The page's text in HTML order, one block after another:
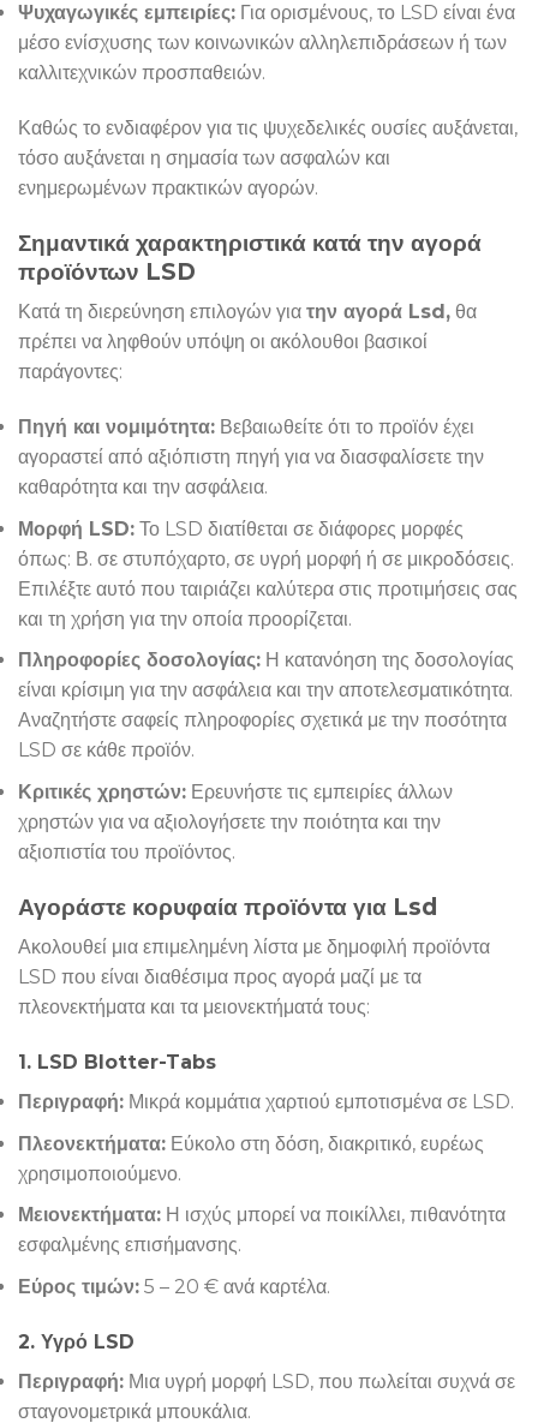
Ψυχαγωγικές εμπειρίες: Για ορισμένους, το LSD είναι ένα
μέσο ενίσχυσης των κοινωνικών αλληλεπιδράσεων ή των
καλλιτεχνικών προσπαθειών.
Καθώς το ενδιαφέρον για τις ψυχεδελικές ουσίες αυξάνεται,
τόσο αυξάνεται η σημασία των ασφαλών και
ενημερωμένων πρακτικών αγορών.
Σημαντικά χαρακτηριστικά κατά την αγορά
προϊόντων LSD
Κατά τη διερεύνηση επιλογών για την αγορά Lsd, θα
πρέπει να ληφθούν υπόψη οι ακόλουθοι βασικοί
παράγοντες:
Πηγή και νομιμότητα: Βεβαιωθείτε ότι το προϊόν έχει
αγοραστεί από αξιόπιστη πηγή για να διασφαλίσετε την
καθαρότητα και την ασφάλεια.
Μορφή LSD: Το LSD διατίθεται σε διάφορες μορφές
όπως: Β. σε στυπόχαρτο, σε υγρή μορφή ή σε μικροδόσεις.
Επιλέξτε αυτό που ταιριάζει καλύτερα στις προτιμήσεις σας
και τη χρήση για την οποία προορίζεται.
Πληροφορίες δοσολογίας: Η κατανόηση της δοσολογίας
είναι κρίσιμη για την ασφάλεια και την αποτελεσματικότητα.
Αναζητήστε σαφείς πληροφορίες σχετικά με την ποσότητα
LSD σε κάθε προϊόν.
Κριτικές χρηστών: Ερευνήστε τις εμπειρίες άλλων
χρηστών για να αξιολογήσετε την ποιότητα και την
αξιοπιστία του προϊόντος.
Αγοράστε κορυφαία προϊόντα για Lsd
Ακολουθεί μια επιμελημένη λίστα με δημοφιλή προϊόντα
LSD που είναι διαθέσιμα προς αγορά μαζί με τα
πλεονεκτήματα και τα μειονεκτήματά τους:
1. LSD Blotter-Tabs
Περιγραφή: Μικρά κομμάτια χαρτιού εμποτισμένα σε LSD.
Πλεονεκτήματα: Εύκολο στη δόση, διακριτικό, ευρέως
χρησιμοποιούμενο.
Μειονεκτήματα: Η ισχύς μπορεί να ποικίλλει, πιθανότητα
εσφαλμένης επισήμανσης.
Εύρος τιμών: 5 – 20 € ανά καρτέλα.
2. Υγρό LSD
Περιγραφή: Μια υγρή μορφή LSD, που πωλείται συχνά σε
σταγονομετρικά μπουκάλια.